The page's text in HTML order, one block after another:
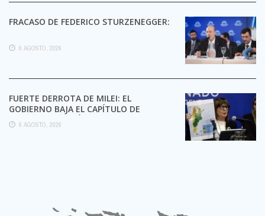
FRACASO DE FEDERICO STURZENEGGER:
6 AGOSTO, 2026
FUERTE DERROTA DE MILEI: EL
GOBIERNO BAJA EL CAPÍTULO DE
EXTRANJERIZACIÓN DE TIERRAS
6 AGOSTO, 2026